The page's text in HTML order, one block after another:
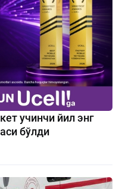
учинчи йил энг
бўлди